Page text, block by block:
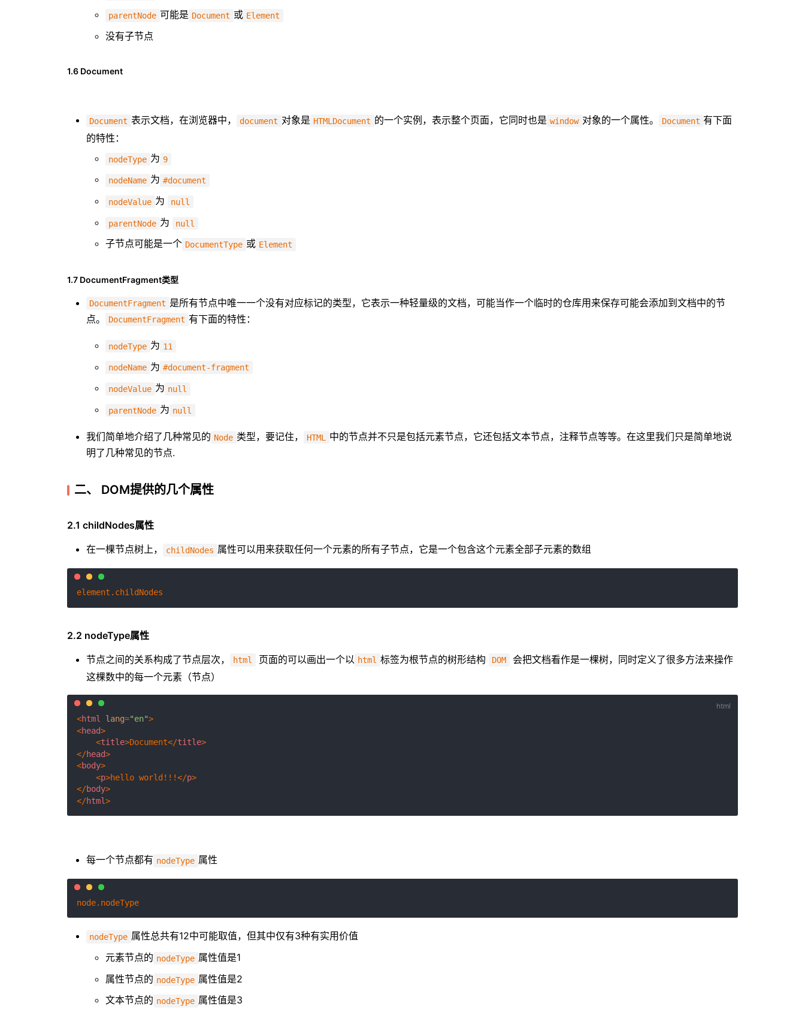
parentNode 可能是 Document 或 Element
没有子节点
1.6 Document
Document 表示文档，在浏览器中， document 对象是 HTMLDocument 的一个实例，表示整个页面，它同时也是 window 对象的一个属性。 Document 有下面
的特性：
nodeType 为 9
nodeName 为 #document
nodeValue 为 null
parentNode 为 null
子节点可能是一个 DocumentType 或 Element
1.7 DocumentFragment类型
DocumentFragment 是所有节点中唯一一个没有对应标记的类型，它表示一种轻量级的文档，可能当作一个临时的仓库用来保存可能会添加到文档中的节
点。
DocumentFragment 有下面的特性：
nodeType 为 11
nodeName 为 #document-fragment
nodeValue 为 null
parentNode 为 null
我们简单地介绍了几种常见的 Node 类型，要记住， HTML
中的节点并不只是包括元素节点，它还包括文本节点，注释节点等等。在这里我们只是简单地说
明了几种常见的节点.
二、 DOM提供的几个属性
2.1 childNodes属性
在一棵节点树上，
childNodes 属性可以用来获取任何一个元素的所有子节点，它是一个包含这个元素全部子元素的数组
element. childNodes
2.2 nodeType属性
节点之间的关系构成了节点层次，
html 页面的可以画出一个以 html 标签为根节点的树形结构 DOM
会把文档看作是一棵树，同时定义了很多方法来操作
这棵数中的每一个元素（节点）
<html lang="en">
<head>
<title>Document</title>
</head>
<body>
<p>hello world!!!</p>
</body>
</html>
每一个节点都有 nodeType 属性
node. nodeType
nodeType 属性总共有12中可能取值，但其中仅有3种有实用价值
元素节点的 nodeType 属性值是1
属性节点的 nodeType 属性值是2
文本节点的 nodeType 属性值是3